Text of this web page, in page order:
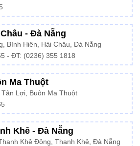
- Đà Nẵng
Bình Hiên, Hải Châu, Đà Nẵng
- ĐT: (0236) 355 1818
Ma Thuột
Lợi, Buôn Ma Thuột
Khê - Đà Nẵng
Khê Đông, Thanh Khê, Đà Nẵng